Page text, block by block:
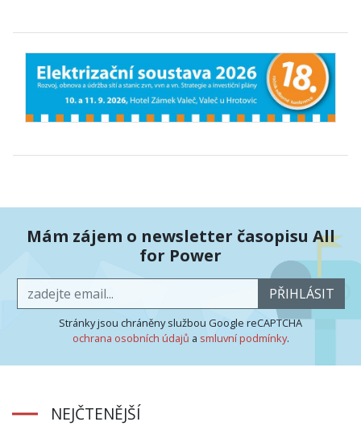
Mám zájem o newsletter časopisu All
for Power
PŘIHLÁSIT
Stránky jsou chráněny službou Google reCAPTCHA
ochrana osobních údajů a smluvní podmínky.
NEJČTENĚJŠÍ